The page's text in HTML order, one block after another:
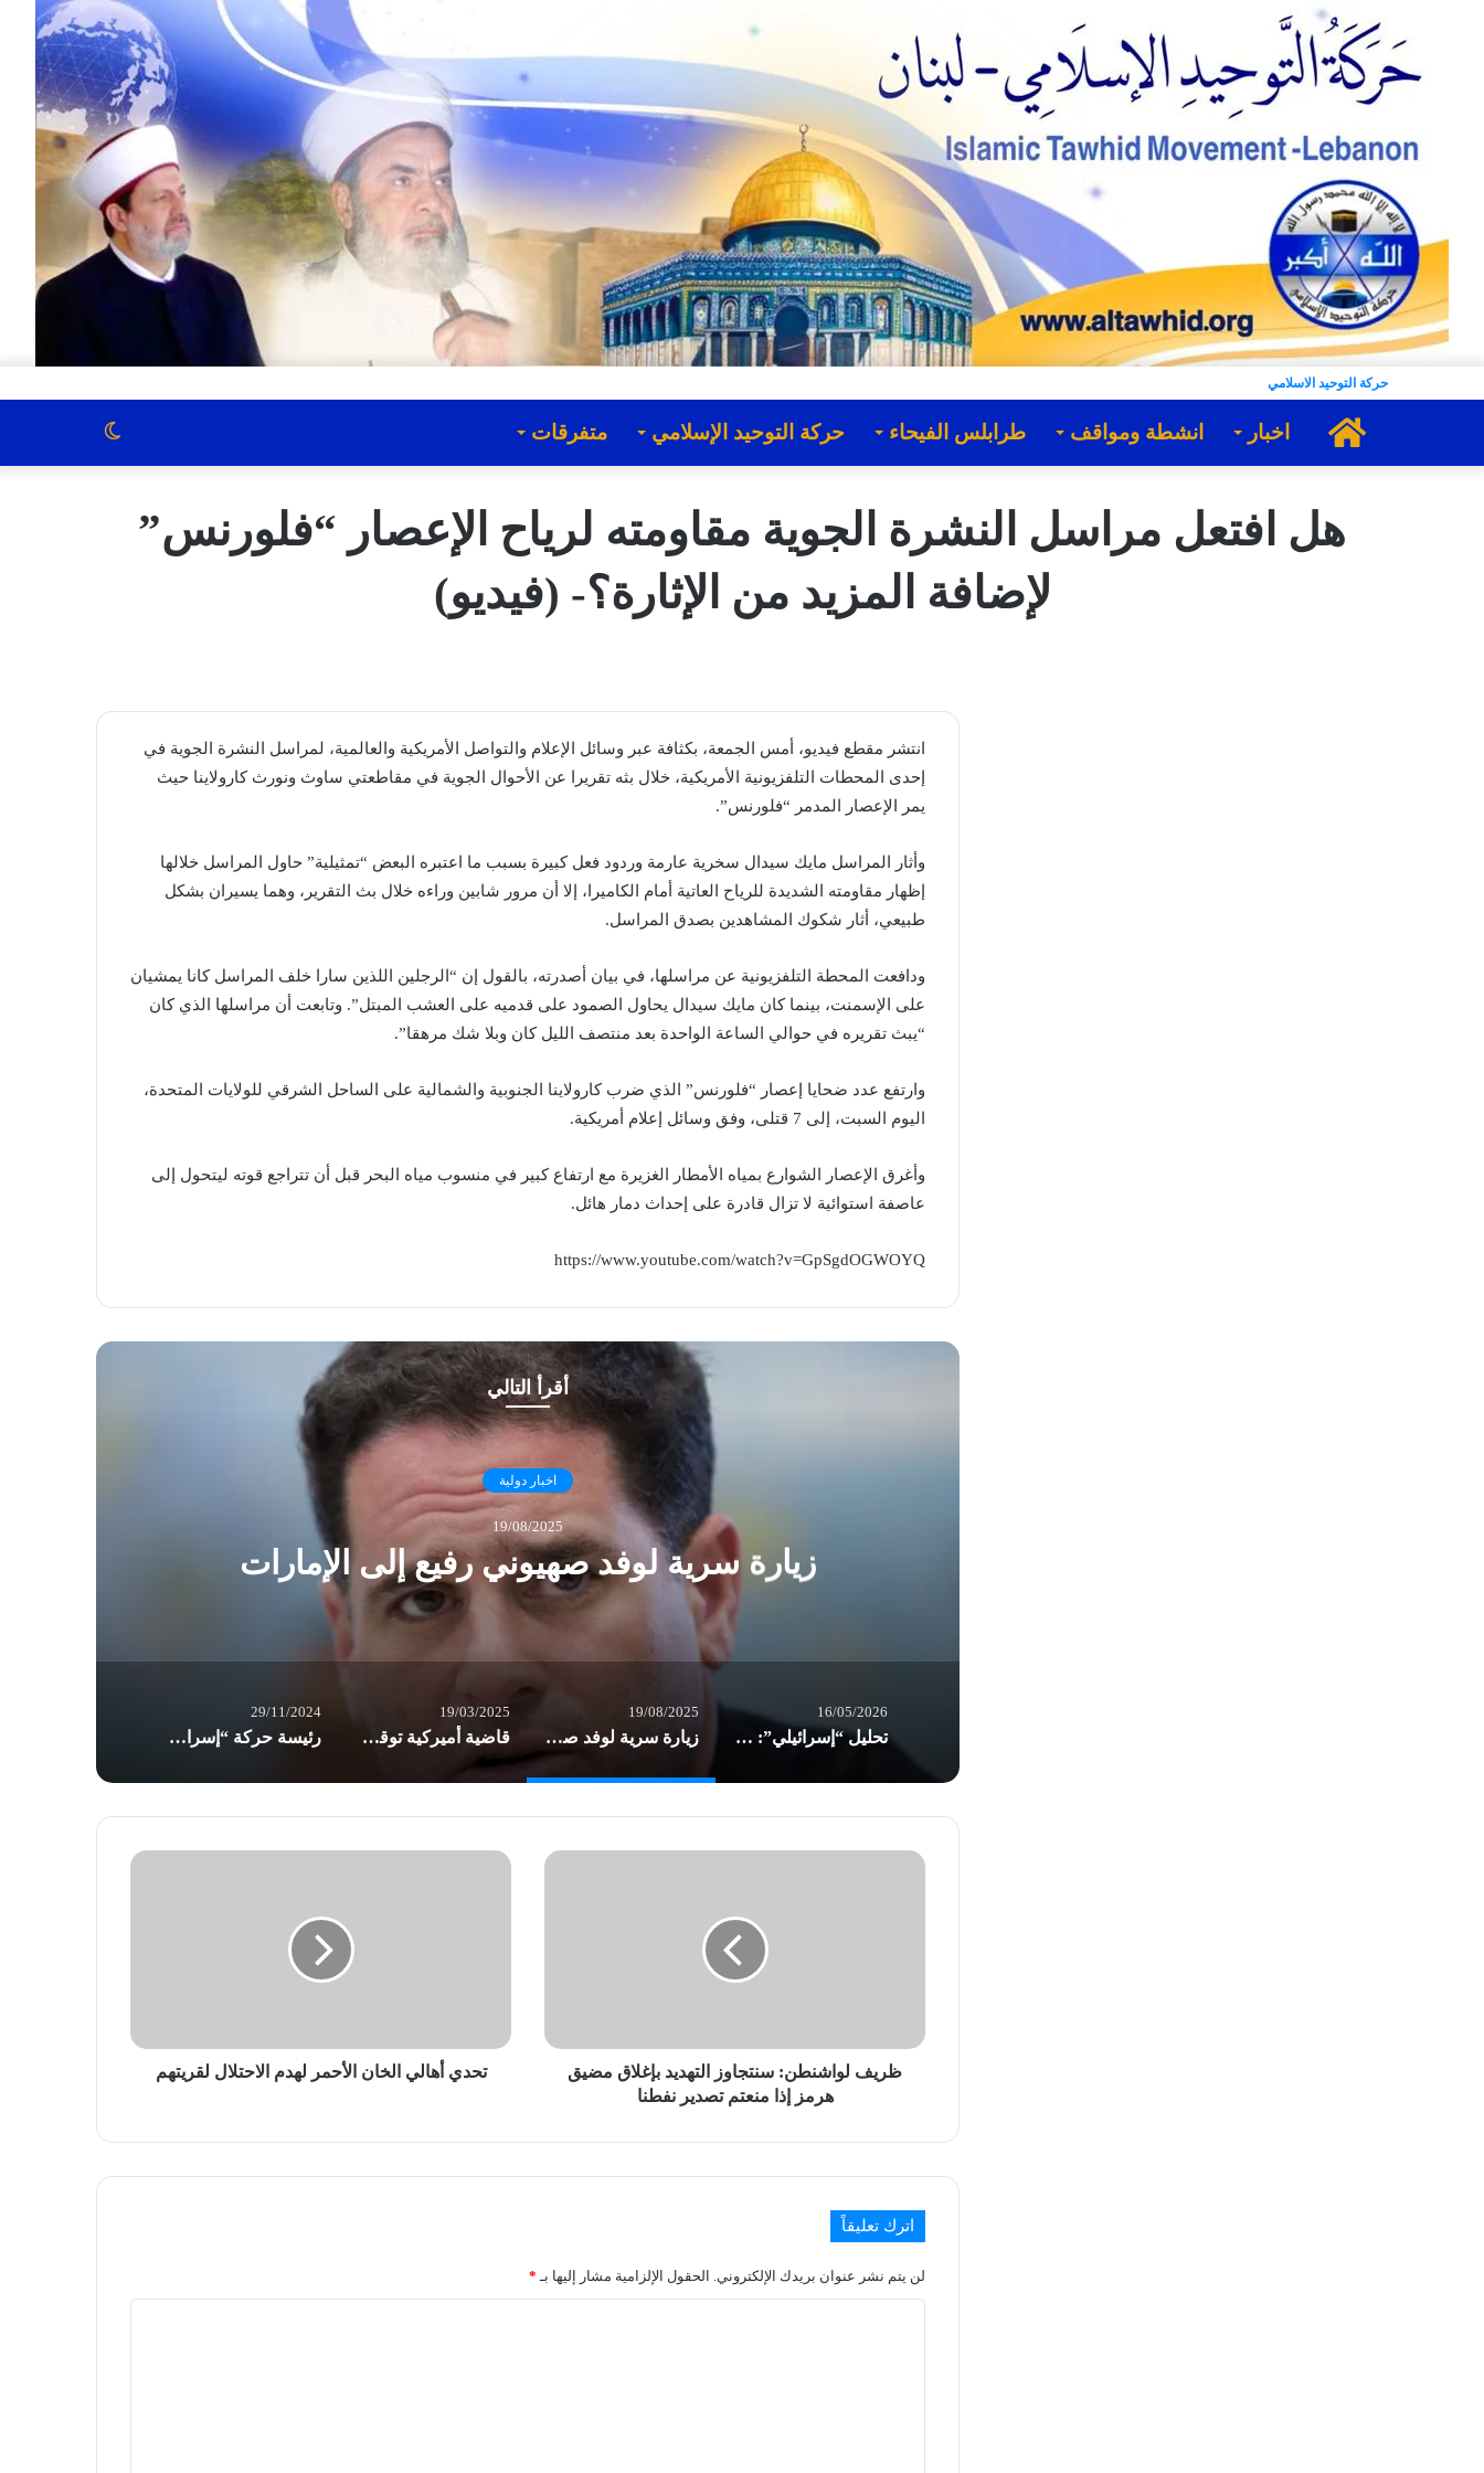
حركة التوحيد الاسلامي
الرئيسية
اخبار انشطة ومواقف طرابلس الفيحاء حركة التوحيد الإسلامي متفرقات
هل افتعل مراسل النشرة الجوية مقاومته لرياح الإعصار “فلورنس”
لإضافة المزيد من الإثارة؟- (فيديو)
انتشر مقطع فيديو، أمس الجمعة، بكثافة عبر وسائل الإعلام والتواصل الأمريكية والعالمية، لمراسل النشرة الجوية في
إحدى المحطات التلفزيونية الأمريكية، خلال بثه تقريرا عن الأحوال الجوية في مقاطعتي ساوث ونورث كارولاينا حيث
يمر الإعصار المدمر “فلورنس”.
وأثار المراسل مايك سيدال سخرية عارمة وردود فعل كبيرة بسبب ما اعتبره البعض “تمثيلية” حاول المراسل خلالها
إظهار مقاومته الشديدة للرياح العاتية أمام الكاميرا، إلا أن مرور شابين وراءه خلال بث التقرير، وهما يسيران بشكل
طبيعي، أثار شكوك المشاهدين بصدق المراسل.
ودافعت المحطة التلفزيونية عن مراسلها، في بيان أصدرته، بالقول إن “الرجلين اللذين سارا خلف المراسل كانا يمشيان
على الإسمنت، بينما كان مايك سيدال يحاول الصمود على قدميه على العشب المبتل”. وتابعت أن مراسلها الذي كان
“يبث تقريره في حوالي الساعة الواحدة بعد منتصف الليل كان وبلا شك مرهقا”.
وارتفع عدد ضحايا إعصار “فلورنس” الذي ضرب كارولاينا الجنوبية والشمالية على الساحل الشرقي للولايات المتحدة،
اليوم السبت، إلى 7 قتلى، وفق وسائل إعلام أمريكية.
وأغرق الإعصار الشوارع بمياه الأمطار الغزيرة مع ارتفاع كبير في منسوب مياه البحر قبل أن تتراجع قوته ليتحول إلى
عاصفة استوائية لا تزال قادرة على إحداث دمار هائل.
https://www.youtube.com/watch?v=GpSgdOGWOYQ
أقرأ التالي
اخبار دولية
19/08/2025
زيارة سرية لوفد صهيوني رفيع إلى الإمارات
16/05/2026
تحليل “إسرائيلي”: الكشف عن زيارة نتنياهو أحرج الإمارات
19/08/2025
زيارة سرية لوفد صهيوني رفيع إلى الإمارات
19/03/2025
قاضية أميركية توقف حظر ترامب التحاق المتحولين جنسيا بالجيش
29/11/2024
رئيسة حركة “إسرائيلي”: نحن “خبيرو” إعلانات انتصار فارغة
ظريف لواشنطن: سنتجاوز التهديد بإغلاق مضيق
هرمز إذا منعتم تصدير نفطنا
تحدي أهالي الخان الأحمر لهدم الاحتلال لقريتهم
اترك تعليقاً
لن يتم نشر عنوان بريدك الإلكتروني. الحقول الإلزامية مشار إليها بـ *